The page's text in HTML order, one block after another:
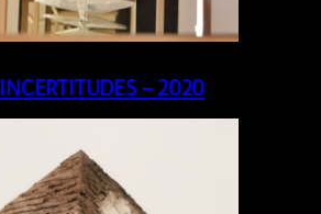
– 2020